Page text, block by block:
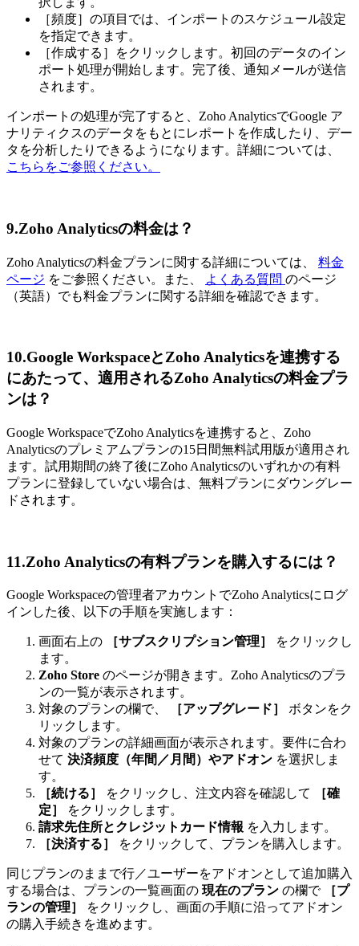
［頻度］の項目では、インポートのスケジュール設定
を指定できます。
［作成する］をクリックします。初回のデータのイン
ポート処理が開始します。完了後、通知メールが送信
されます。
インポートの処理が完了すると、Zoho AnalyticsでGoogle ア
ナリティクスのデータをもとにレポートを作成したり、デー
タを分析したりできるようになります。詳細については、
こちらをご参照ください。
9.Zoho Analyticsの料金は？
Zoho Analyticsの料金プランに関する詳細については、 料金
ページ をご参照ください。また、 よくある質問 のページ
（英語）でも料金プランに関する詳細を確認できます。
10.Google WorkspaceとZoho Analyticsを連携する
にあたって、適用されるZoho Analyticsの料金プラ
ンは？
Google WorkspaceでZoho Analyticsを連携すると、Zoho
Analyticsのプレミアムプランの15日間無料試用版が適用され
ます。試用期間の終了後にZoho Analyticsのいずれかの有料
プランに登録していない場合は、無料プランにダウングレー
ドされます。
11.Zoho Analyticsの有料プランを購入するには？
Google Workspaceの管理者アカウントでZoho Analyticsにログ
インした後、以下の手順を実施します：
画面右上の ［サブスクリプション管理］
をクリックし
ます。
Zoho Store のページが開きます。Zoho Analyticsのプラ
ンの一覧が表示されます。
対象のプランの欄で、
［アップグレード］ ボタンをク
リックします。
対象のプランの詳細画面が表示されます。要件に合わ
せて 決済頻度（年間／月間）やアドオン を選択しま
す。
［続ける］
をクリックし、注文内容を確認して
［確
定］
をクリックします。
請求先住所とクレジットカード情報 を入力します。
［決済する］
をクリックして、プランを購入します。
同じプランのままで行／ユーザーをアドオンとして追加購入
する場合は、プランの一覧画面の 現在のプラン の欄で
［プ
ランの管理］
をクリックし、画面の手順に沿ってアドオン
の購入手続きを進めます。